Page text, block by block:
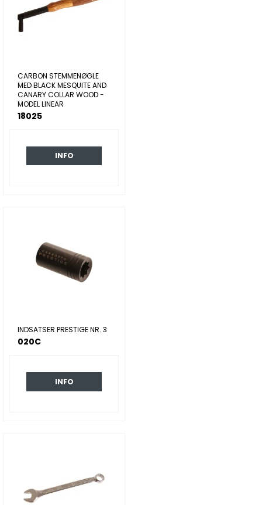
CARBON STEMMENØGLE
MED BLACK MESQUITE AND
CANARY COLLAR WOOD -
MODEL LINEAR
18025
INFO
INDSATSER PRESTIGE NR. 3
020C
INFO